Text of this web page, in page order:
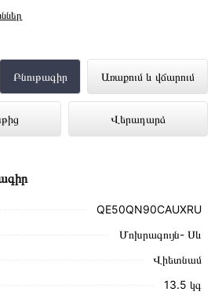
Բնութագիր Առաքում և վճարում
Վերադարձ
ներկայացված է
խանութում լավագույն
QE50QN90CAUXRU
Մոխրագույն- Սև
Վիետնամ
13.5 կգ